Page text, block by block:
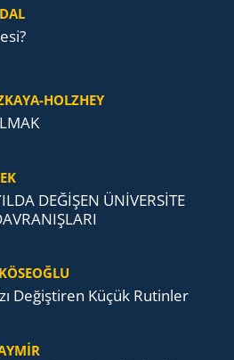
HOLZHEY
DEĞİŞEN ÜNİVERSİTE
De­ğiş­ti­ren Küçük Ru­tin­ler